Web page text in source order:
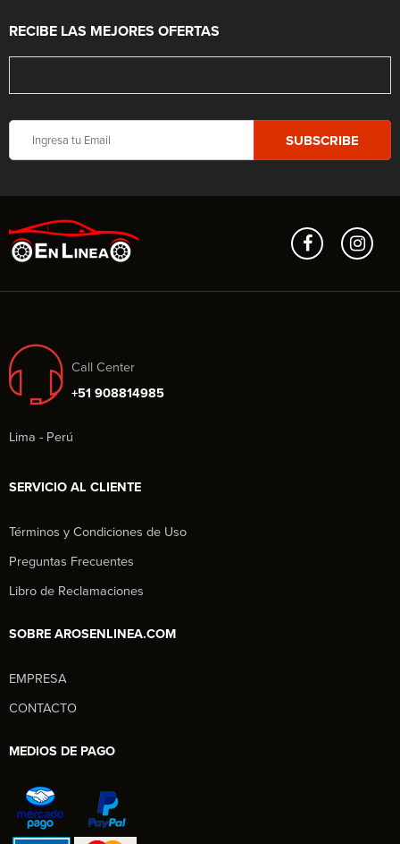
RECIBE LAS MEJORES OFERTAS
Call Center
+51 908814985
Lima - Perú
SERVICIO AL CLIENTE
Términos y Condiciones de Uso
Preguntas Frecuentes
Libro de Reclamaciones
SOBRE AROSENLINEA.COM
EMPRESA
CONTACTO
MEDIOS DE PAGO